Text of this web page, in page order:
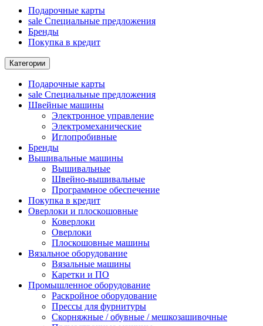
Подарочные карты
sale Специальные предложения
Бренды
Покупка в кредит
Категории
Подарочные карты
sale Специальные предложения
Швейные машины
Электронное управление
Электромеханические
Иглопробивные
Бренды
Вышивальные машины
Вышивальные
Швейно-вышивальные
Программное обеспечение
Покупка в кредит
Оверлоки и плоскошовные
Коверлоки
Оверлоки
Плоскошовные машины
Вязальное оборудование
Вязальные машины
Каретки и ПО
Промышленное оборудование
Раскройное оборудование
Прессы для фурнитуры
Скорняжные / обувные / мешкозашивочные